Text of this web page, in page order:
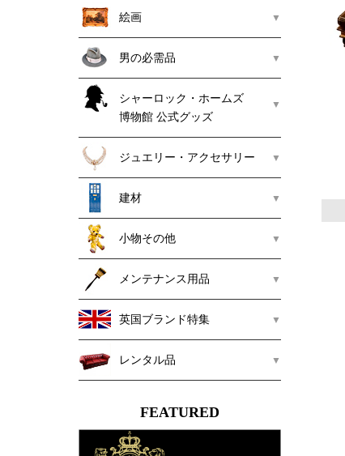
絵画
男の必需品
シャーロック・ホームズ
博物館 公式グッズ
ジュエリー・アクセサリー
建材
小物その他
メンテナンス用品
英国ブランド特集
レンタル品
FEATURED